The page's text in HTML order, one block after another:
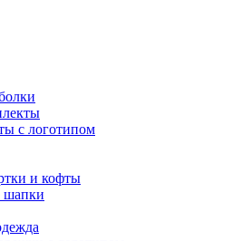
с логотипом
и кофты
шапки